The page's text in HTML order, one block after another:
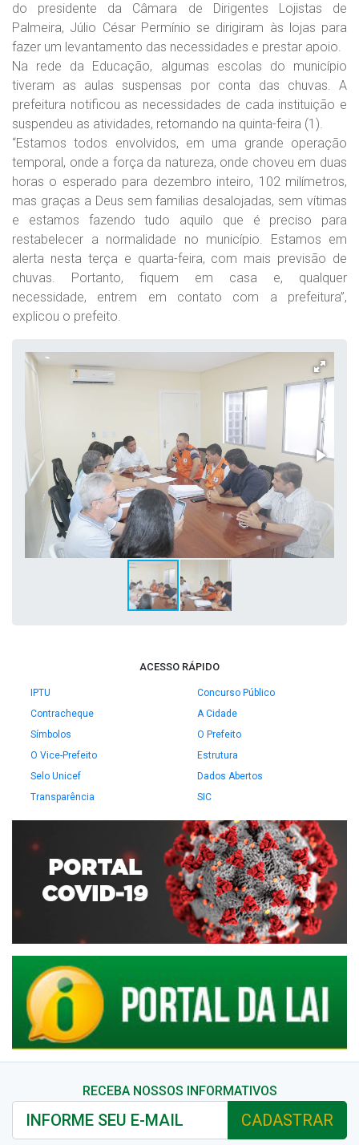
do presidente da Câmara de Dirigentes Lojistas de
Palmeira, Júlio César Permínio se dirigiram às lojas para
fazer um levantamento das necessidades e prestar apoio.
Na rede da Educação, algumas escolas do município
tiveram as aulas suspensas por conta das chuvas. A
prefeitura notificou as necessidades de cada instituição e
suspendeu as atividades, retornando na quinta-feira (1).
“Estamos todos envolvidos, em uma grande operação
temporal, onde a força da natureza, onde choveu em duas
horas o esperado para dezembro inteiro, 102 milímetros,
mas graças a Deus sem familias desalojadas, sem vítimas
e estamos fazendo tudo aquilo que é preciso para
restabelecer a normalidade no município. Estamos em
alerta nesta terça e quarta-feira, com mais previsão de
chuvas. Portanto, fiquem em casa e, qualquer
necessidade, entrem em contato com a prefeitura”,
explicou o prefeito.
ACESSO RÁPIDO
IPTU
Concurso Público
Contracheque
A Cidade
Símbolos
O Prefeito
O Vice-Prefeito
Estrutura
Selo Unicef
Dados Abertos
Transparência
SIC
RECEBA NOSSOS INFORMATIVOS
CADASTRAR